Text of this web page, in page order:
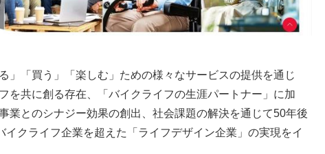
」「買う」「楽しむ」ための様々なサービスの提供を通じ
を共に創る存在、「バイクライフの生涯パートナー」に加
業とのシナジー効果の創出、社会課題の解決を通じて50年後
イクライフ企業を超えた「ライフデザイン企業」の実現をイ